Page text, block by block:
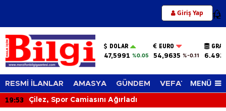
Giriş Yap 12
DOLAR
47,5991 %0.05
EURO
54,9635 %-0.11
RESMİ İLANLAR AMASYA GÜNDEM VEFAT EDENLER
MENÜ
19:53 Çilez, Spor Camiasını Ağırladı